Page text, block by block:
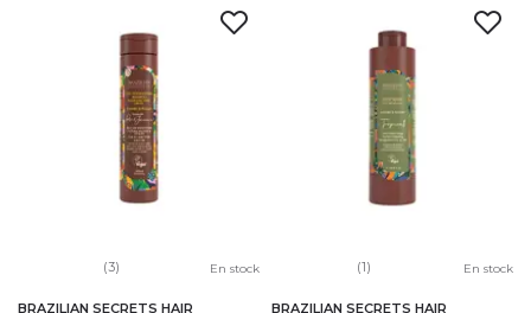
(3) En stock
BRAZILIAN SECRETS HAIR
(1) En stock
BRAZILIAN SECRETS HAIR